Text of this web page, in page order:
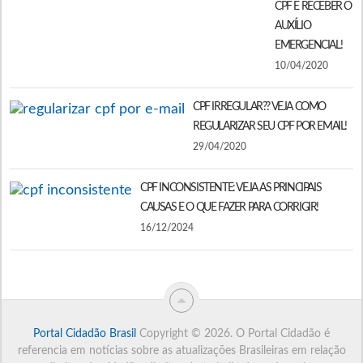
CPF E RECEBER O
AUXÍLIO
EMERGENCIAL!
10/04/2020
CPF IRREGULAR?? VEJA COMO
REGULARIZAR SEU CPF POR EMAIL!
29/04/2020
CPF INCONSISTENTE: VEJA AS PRINCIPAIS
CAUSAS E O QUE FAZER PARA CORRIGIR!
16/12/2024
Portal Cidadão Brasil Copyright © 2026. O Portal Cidadão é
referencia em notícias sobre as atualizações Brasileiras em relação